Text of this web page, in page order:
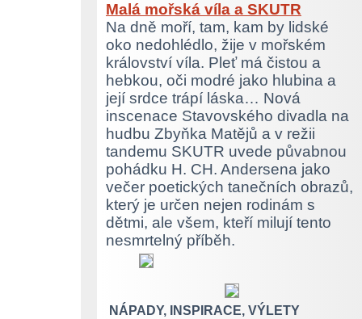
Malá mořská víla a SKUTR
Na dně moří, tam, kam by lidské
oko nedohlédlo, žije v mořském
království víla. Pleť má čistou a
hebkou, oči modré jako hlubina a
její srdce trápí láska… Nová
inscenace Stavovského divadla na
hudbu Zbyňka Matějů a v režii
tandemu SKUTR uvede půvabnou
pohádku H. CH. Andersena jako
večer poetických tanečních obrazů,
který je určen nejen rodinám s
dětmi, ale všem, kteří milují tento
nesmrtelný příběh.
NÁPADY, INSPIRACE, VÝLETY